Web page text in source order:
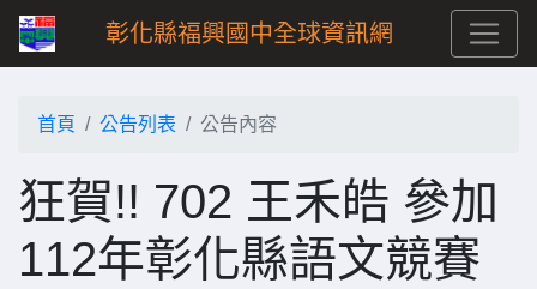
彰化縣福興國中全球資訊網
首頁 公告列表 公告內容
狂賀!! 702 王禾皓 參加
112年彰化縣語文競賽